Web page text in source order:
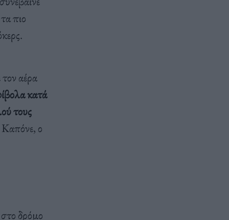
πιο
αέρα
κατά
τους
ο
δρόμο